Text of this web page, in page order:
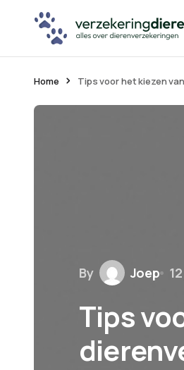
Home Tips voor het kiezen
By Joep
Tips